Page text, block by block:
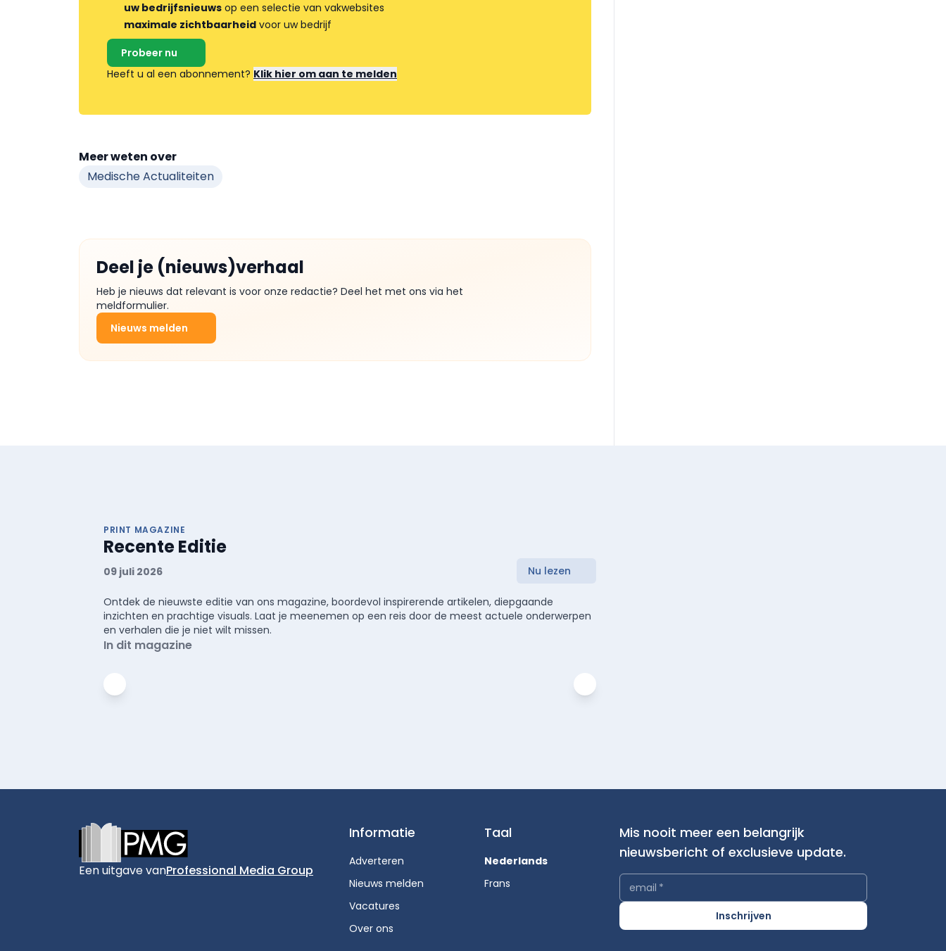
uw bedrijfsnieuws op een selectie van vakwebsites
maximale zichtbaarheid voor uw bedrijf
Probeer nu
Heeft u al een abonnement? Klik hier om aan te melden
Meer weten over
Medische Actualiteiten
Deel je (nieuws)verhaal
Heb je nieuws dat relevant is voor onze redactie? Deel het met ons via het
meldformulier.
Nieuws melden
PRINT MAGAZINE
Recente Editie
09 juli 2026 Nu lezen
Ontdek de nieuwste editie van ons magazine, boordevol inspirerende artikelen, diepgaande
inzichten en prachtige visuals. Laat je meenemen op een reis door de meest actuele onderwerpen
en verhalen die je niet wilt missen.
In dit magazine
Een uitgave vanProfessional Media Group
Informatie
Adverteren
Nieuws melden
Vacatures
Over ons
Taal
Nederlands
Frans
Mis nooit meer een belangrijk
nieuwsbericht of exclusieve update.
email *
Inschrijven